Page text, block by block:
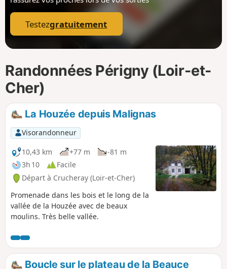
p
Testezgratuitement
Randonnées Périgny (Loir-et-
Cher)
La Houzée depuis Malignas
Visorandonneur
10,43 km
+77 m
-81 m
3h 10
Facile
Départ à Crucheray (Loir-et-Cher)
Promenade dans les bois et le long de la
vallée de la Houzée avec de beaux
moulins. Très belle vallée.
Boucle sur le plateau de la Beauce